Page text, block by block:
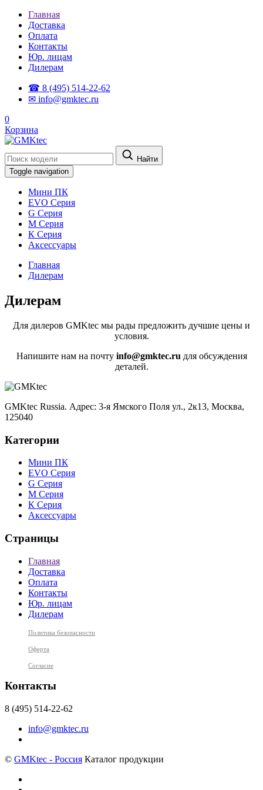
Главная
Доставка
Оплата
Контакты
Юр. лицам
Дилерам
☎ 8 (495) 514-22-62
✉ info@gmktec.ru
0
Корзина
Найти
Toggle navigation
Мини ПК
EVO Серия
G Серия
М Серия
К Серия
Аксессуары
Главная
Дилерам
Дилерам
Для дилеров GMKtec мы рады предложить дучшие цены и
условия.
Напишите нам на почту info@gmktec.ru для обсуждения
деталей.
GMKtec Russia. Адрес: 3-я Ямского Поля ул., 2к13, Москва,
125040
Категории
Мини ПК
EVO Серия
G Серия
М Серия
К Серия
Аксессуары
Страницы
Главная
Доставка
Оплата
Контакты
Юр. лицам
Дилерам
Политика безопасности
Оферта
Согласие
Контакты
8 (495) 514-22-62
info@gmktec.ru
© GMKtec - Россия Каталог продукции